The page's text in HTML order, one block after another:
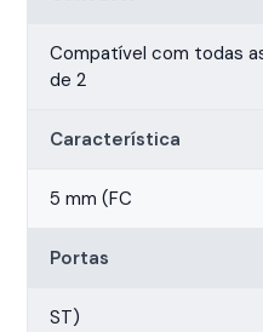
Compatível com todas
de 2
Característica
5 mm (FC
Portas
ST)